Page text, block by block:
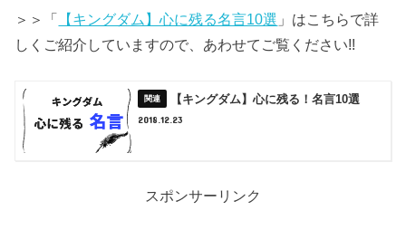
＞＞「 【キングダム】心に残る名言10選 」はこちらで詳
しくご紹介していますので、あわせてご覧ください!!
【キングダム】心に残る！名言10選
2018.12.23
スポンサーリンク